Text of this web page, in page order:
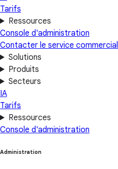
Tarifs
Ressources
Console d'administration
Contacter le service commercial
Solutions
Produits
Secteurs
IA
Tarifs
Ressources
Console d'administration
Administration